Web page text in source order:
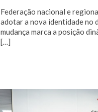
Federação nacional e
adotar a nova identidade no
mudança marca a posição
[…]